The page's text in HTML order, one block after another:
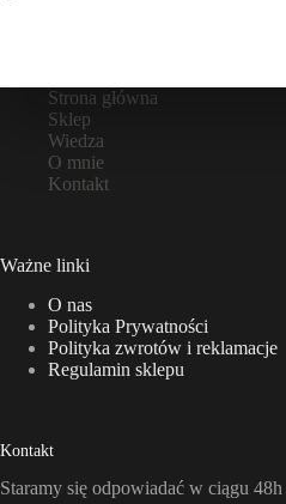
Strona główna
Sklep
Wiedza
O mnie
Kontakt
Ważne linki
O nas
Polityka Prywatności
Polityka zwrotów i reklamacje
Regulamin sklepu
Kontakt
Staramy się odpowiadać w ciągu 48h